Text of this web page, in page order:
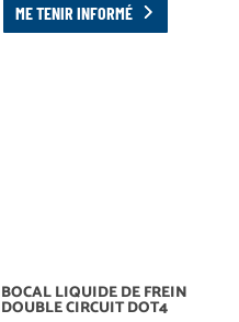
ME TENIR INFORMÉ
BOCAL LIQUIDE DE FREIN
DOUBLE CIRCUIT DOT4